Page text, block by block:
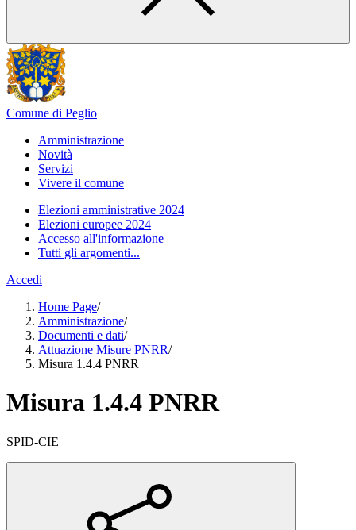
Comune di Peglio
Amministrazione
Novità
Servizi
Vivere il comune
Elezioni amministrative 2024
Elezioni europee 2024
Accesso all'informazione
Tutti gli argomenti...
Accedi
Home Page/
Amministrazione/
Documenti e dati/
Attuazione Misure PNRR/
Misura 1.4.4 PNRR
Misura 1.4.4 PNRR
SPID-CIE